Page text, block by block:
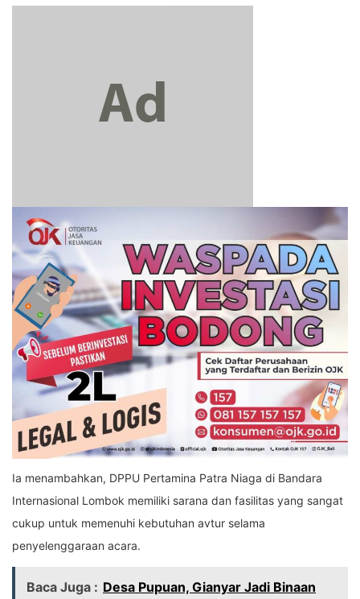
Ia menambahkan, DPPU Pertamina Patra Niaga di Bandara
Internasional Lombok memiliki sarana dan fasilitas yang sangat
cukup untuk memenuhi kebutuhan avtur selama
penyelenggaraan acara.
Baca Juga : Desa Pupuan, Gianyar Jadi Binaan